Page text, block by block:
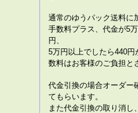
通常のゆうパック送料に
手数料プラス、代金が5
円、
5万円以上でしたら440円
数料はお客様のご負担と
代金引換の場合オーダー
てもらいます。
また代金引換の取り消し